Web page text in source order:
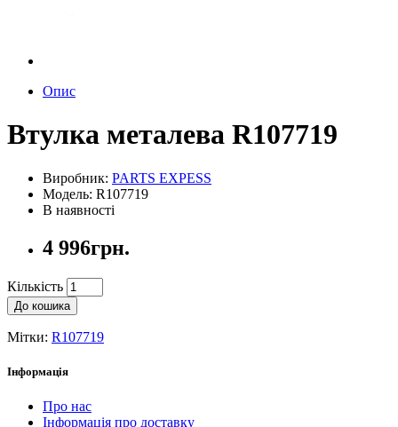
Опис
Втулка металева R107719
Виробник: PARTS EXPESS
Модель: R107719
В наявності
4 996грн.
Кількість
До кошика
Мітки: R107719
Інформація
Про нас
Інформація про доставку